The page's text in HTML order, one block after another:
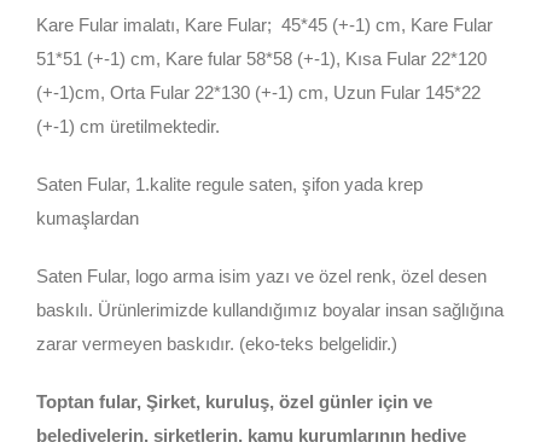
Kare Fular imalatı, Kare Fular; 45*45 (+-1) cm, Kare Fular
51*51 (+-1) cm, Kare fular 58*58 (+-1), Kısa Fular 22*120
(+-1)cm, Orta Fular 22*130 (+-1) cm, Uzun Fular 145*22
(+-1) cm üretilmektedir.
Saten Fular, 1.kalite regule saten, şifon yada krep
kumaşlardan
Saten Fular, logo arma isim yazı ve özel renk, özel desen
baskılı. Ürünlerimizde kullandığımız boyalar insan sağlığına
zarar vermeyen baskıdır. (eko-teks belgelidir.)
Toptan fular, Şirket, kuruluş, özel günler için ve
belediyelerin, şirketlerin, kamu kurumlarının hediye